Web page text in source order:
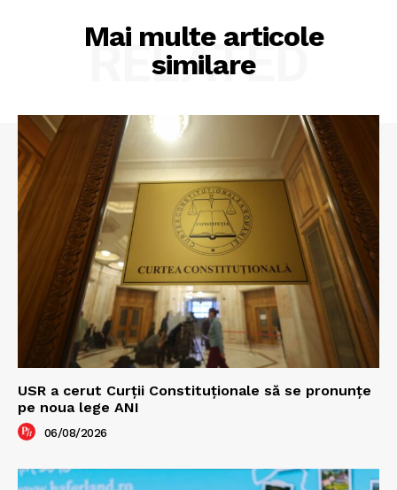
Mai multe articole
similare
RELATED
USR a cerut Curții Constituționale să se pronunțe
pe noua lege ANI
06/08/2026